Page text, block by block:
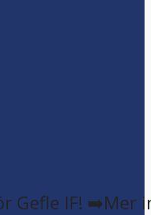
Gefle IF! ➡️Mer